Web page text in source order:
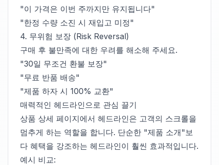
"이 가격은 이번 주까지만 유지됩니다"
"한정 수량 소진 시 재입고 미정"
4. 무위험 보장 (Risk Reversal)
구매 후 불만족에 대한 우려를 해소해 주세요.
"30일 무조건 환불 보장"
"무료 반품 배송"
"제품 하자 시 100% 교환"
매력적인 헤드라인으로 관심 끌기
상품 상세 페이지에서 헤드라인은 고객의 스크롤을
멈추게 하는 역할을 합니다. 단순한 "제품 소개"보
다 혜택을 강조하는 헤드라인이 훨씬 효과적입니다.
예시 비교: